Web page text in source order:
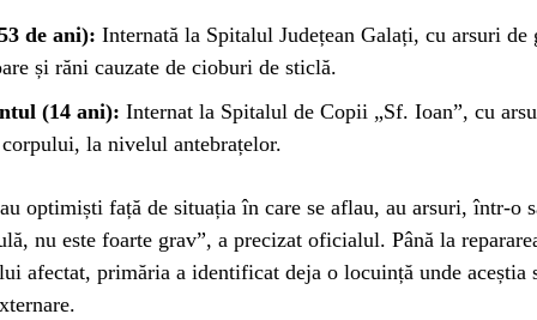
de ani): Internată la Spitalul Județean Galați, cu arsuri de
și răni cauzate de cioburi de sticlă.
(14 ani): Internat la Spitalul de Copii „Sf. Ioan”, cu
la nivelul antebrațelor.
optimiști față de situația în care se aflau, au arsuri, într-o
nu este foarte grav”, a precizat oficialul. Până la
afectat, primăria a identificat deja o locuință unde aceștia